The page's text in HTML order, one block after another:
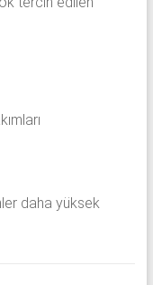
daha yüksek